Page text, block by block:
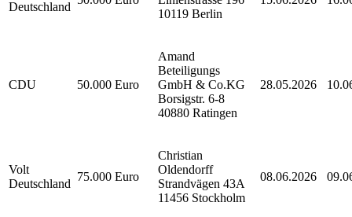
Deutschland
10119 Berlin
CDU 50.000 Euro
Amand
Beteiligungs
GmbH & Co.KG
Borsigstr. 6-8
40880 Ratingen
28.05.2026
Volt
Deutschland
75.000 Euro
Christian
Oldendorff
Strandvägen 43A
11456 Stockholm
08.06.2026